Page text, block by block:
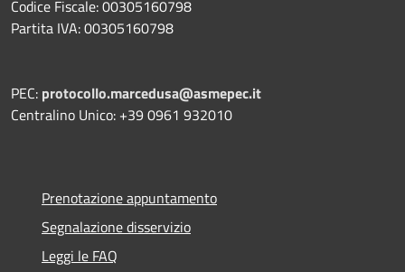
Codice Fiscale: 00305160798
Partita IVA: 00305160798
PEC: protocollo.marcedusa@asmepec.it
Centralino Unico: +39 0961 932010
Prenotazione appuntamento
Segnalazione disservizio
Leggi le FAQ